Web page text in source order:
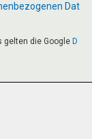
Dat
gelten die Google D